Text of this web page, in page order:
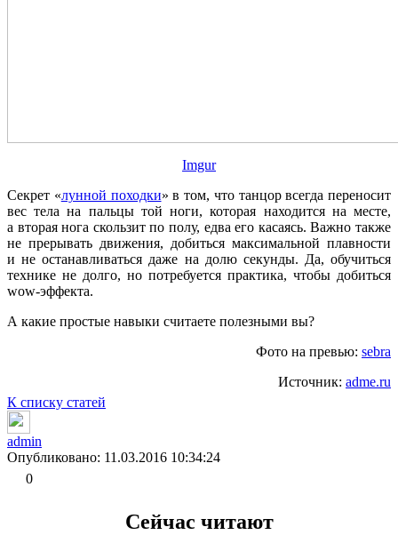
Imgur
Секрет «лунной походки» в том, что танцор всегда переносит
вес тела на пальцы той ноги, которая находится на месте,
а вторая нога скользит по полу, едва его касаясь. Важно также
не прерывать движения, добиться максимальной плавности
и не останавливаться даже на долю секунды. Да, обучиться
технике не долго, но потребуется практика, чтобы добиться
wow-эффекта.
А какие простые навыки считаете полезными вы?
Фото на превью: sebra
Источник: adme.ru
К списку статей
admin
Опубликовано: 11.03.2016 10:34:24
0
Сейчас читают